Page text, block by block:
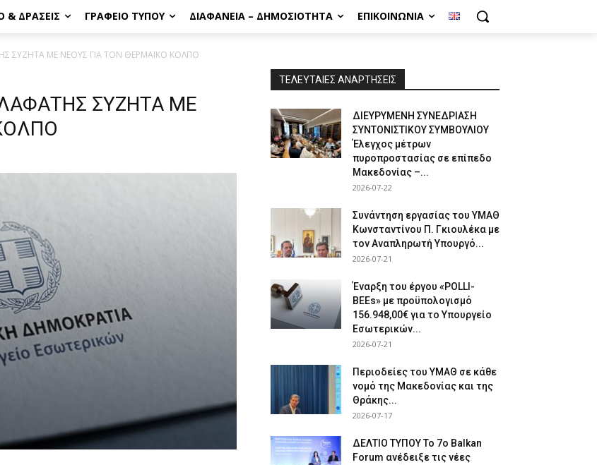
& ΔΡΆΣΕΙΣ ΓΡΑΦΕΊΟ ΤΎΠΟΥ ΔΙΑΦΆΝΕΙΑ – ΔΗΜΟΣΙΌΤΗΤΑ ΕΠΙΚΟΙΝΩΝΊΑ
ΣΥΖΗΤΑ ΜΕ ΝΕΟΥΣ ΓΙΑ ΤΟΝ ΘΕΡΜΑΪΚΟ ΚΟΛΠΟ
ΣΥΖΗΤΑ ΜΕ
ΤΕΛΕΥΤΑΙΕΣ ΑΝΑΡΤΗΣΕΙΣ
ΔΙΕΥΡΥΜΕΝΗ ΣΥΝΕΔΡΙΑΣΗ
ΣΥΝΤΟΝΙΣΤΙΚΟΥ ΣΥΜΒΟΥΛΙΟΥ
Έλεγχος μέτρων
πυροπροστασίας σε επίπεδο
Μακεδονίας –...
2026-07-22
Συνάντηση εργασίας του ΥΜΑΘ
Κωνσταντίνου Π. Γκιουλέκα με
τον Αναπληρωτή Υπουργό...
2026-07-21
Έναρξη του έργου «POLLI-
BEEs» με προϋπολογισμό
156.948,00€ για το Υπουργείο
Εσωτερικών...
2026-07-21
Περιοδείες του ΥΜΑΘ σε κάθε
νομό της Μακεδονίας και της
Θράκης...
2026-07-17
ΔΕΛΤΙΟ ΤΥΠΟΥ Το 7ο Balkan
Forum ανέδειξε τις νέες